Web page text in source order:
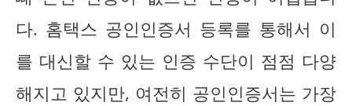
다. 홈택스 공인인증서 등록를 통해서 이
를 대신할 수 있는 인증 수단이 점점 다양
해지고 있지만, 여전히 공인인증서는 가장